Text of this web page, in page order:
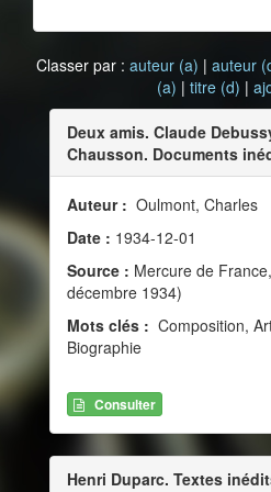
Classer par : auteur (a) | auteur
(a) | titre (d) |
Deux amis. Claude
Chausson. Documents
Auteur : Oulmont, Charles
Date : 1934-12-01
Source : Mercure de
décembre 1934)
Mots clés : Composition,
Biographie
Consulter
Henri Duparc. Textes